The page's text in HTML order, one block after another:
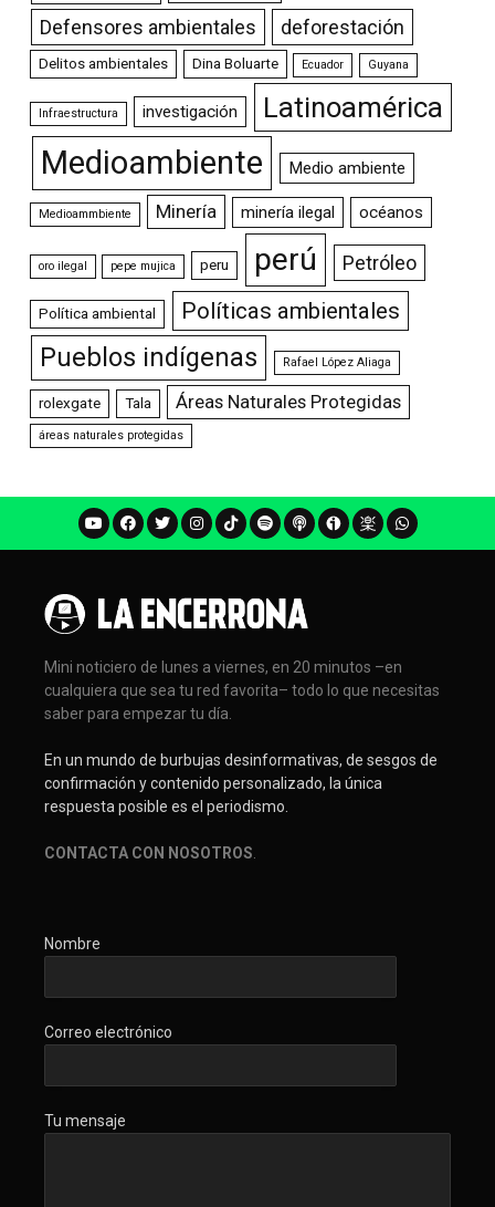
Defensores ambientales deforestación
Delitos ambientales Dina Boluarte Ecuador Guyana
Infraestructura investigación Latinoamérica
Medioambiente Medio ambiente
Medioammbiente Minería minería ilegal océanos
oro ilegal pepe mujica peru perú Petróleo
Política ambiental Políticas ambientales
Pueblos indígenas Rafael López Aliaga
rolexgate Tala Áreas Naturales Protegidas
áreas naturales protegidas
Mini noticiero de lunes a viernes, en 20 minutos –en
cualquiera que sea tu red favorita– todo lo que necesitas
saber para empezar tu día.
En un mundo de burbujas desinformativas, de sesgos de
confirmación y contenido personalizado, la única
respuesta posible es el periodismo.
CONTACTA CON NOSOTROS.
Nombre
Correo electrónico
Tu mensaje